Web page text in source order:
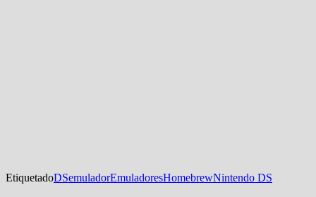
EtiquetadoDSemuladorEmuladoresHomebrewNintendo DS